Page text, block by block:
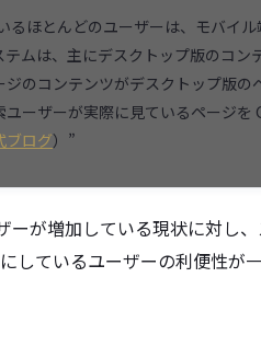
ほとんどのユーザーは、モバイ
ムは、主にデスクトップ版のコ
のコンテンツがデスクトップ版
ーザーが実際に見ているページ
ブログ）”
ーが増加している現状に対し
しているユーザーの利便性が